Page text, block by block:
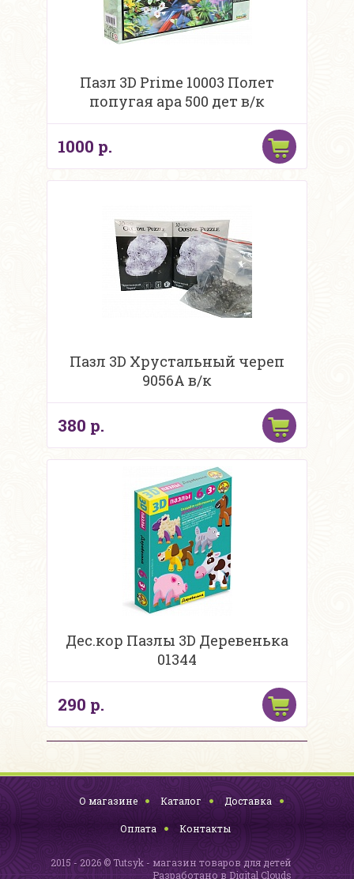
Пазл 3D Prime 10003 Полет
попугая ара 500 дет в/к
1000 р.
Пазл 3D Хрустальный череп
9056A в/к
380 р.
Дес.кор Пазлы 3D Деревенька
01344
290 р.
О магазине Каталог Доставка
Оплата Контакты
2015 - 2026 © Tutsyk - магазин товаров для детей
Разработано в Digital Clouds